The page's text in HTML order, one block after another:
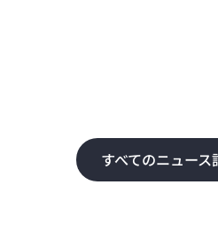
すべてのニュース